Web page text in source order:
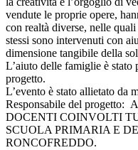
vendute le proprie opere,
con realtà diverse, nelle
stessi sono intervenuti con
dimensione tangibile della
L’aiuto delle famiglie è stato
progetto.
L’evento è stato allietato da
Responsabile del
DOCENTI COINVOLTI
SCUOLA PRIMARIA E
RONCOFREDDO.